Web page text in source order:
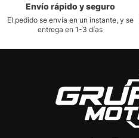
Envío rápido y seguro
El pedido se envía en un instante, y se
entrega en 1-3 días